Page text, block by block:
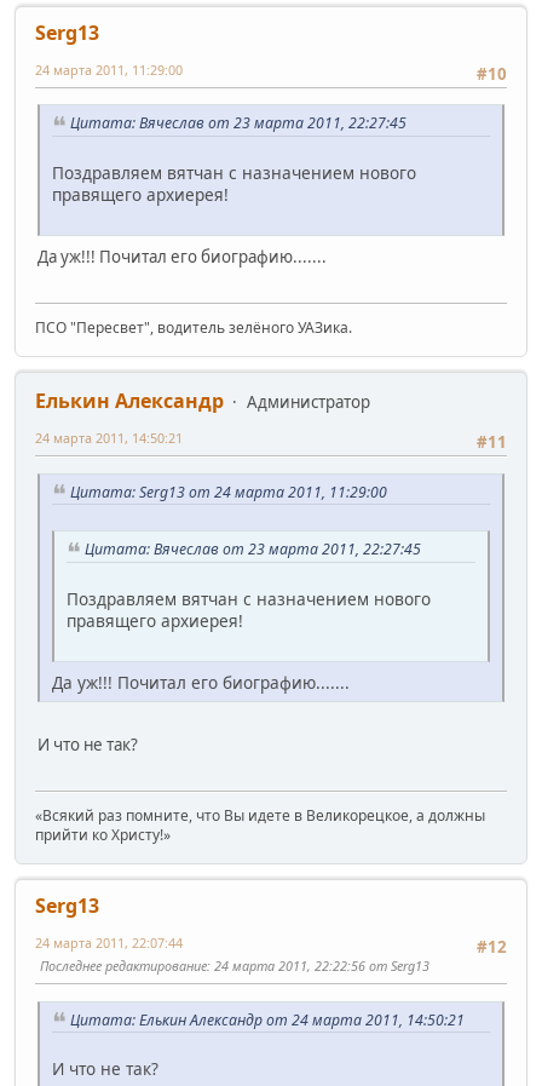
Serg13
#10
24 марта 2011, 11:29:00
Цитата: Вячеслав от 23 марта 2011, 22:27:45
Поздравляем вятчан с назначением нового
правящего архиерея!
Да уж!!! Почитал его биографию.......
ПСО "Пересвет", водитель зелёного УАЗика.
Елькин Александр
Администратор
#11
24 марта 2011, 14:50:21
Цитата: Serg13 от 24 марта 2011, 11:29:00
Цитата: Вячеслав от 23 марта 2011, 22:27:45
Поздравляем вятчан с назначением нового
правящего архиерея!
Да уж!!! Почитал его биографию.......
И что не так?
«Всякий раз помните, что Вы идете в Великорецкое, а должны
прийти ко Христу!»
Serg13
#12
24 марта 2011, 22:07:44
Последнее редактирование: 24 марта 2011, 22:22:56 от Serg13
Цитата: Елькин Александр от 24 марта 2011, 14:50:21
И что не так?